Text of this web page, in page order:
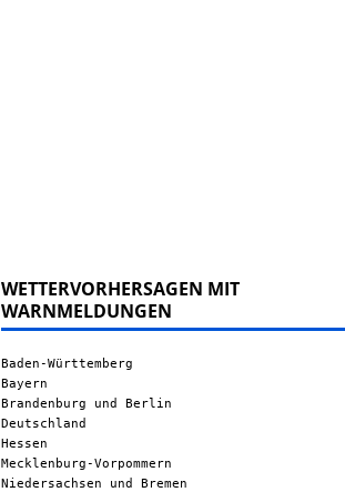
WETTERVORHERSAGEN MIT
WARNMELDUNGEN
Baden-Württemberg
Bayern
Brandenburg und Berlin
Deutschland
Hessen
Mecklenburg-Vorpommern
Niedersachsen und Bremen